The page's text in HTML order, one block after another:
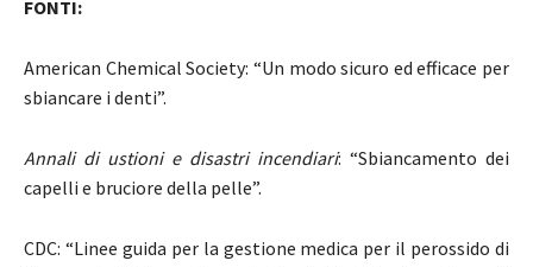
FONTI:
American Chemical Society: “Un modo sicuro ed efficace per
sbiancare i denti”.
Annali di ustioni e disastri incendiari: “Sbiancamento dei
capelli e bruciore della pelle”.
CDC: “Linee guida per la gestione medica per il perossido di